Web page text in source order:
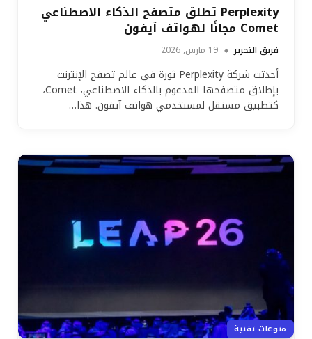
Perplexity تطلق متصفح الذكاء الاصطناعي
Comet مجانًا لهواتف آيفون
فريق التحرير 19 مارس, 2026
أحدثت شركة Perplexity ثورة في عالم تصفح الإنترنت
بإطلاق متصفحها المدعوم بالذكاء الاصطناعي، Comet،
كتطبيق مستقل لمستخدمي هواتف آيفون. هذا…
منوعات تقنية